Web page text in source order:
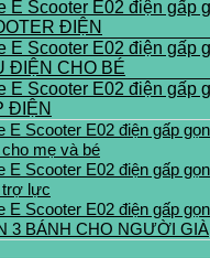
ĐIỆN
ĐIỆN CHO BÉ
ĐIỆN
mẹ và bé
trợ lực
3 BÁNH CHO NGƯỜI GIÀ